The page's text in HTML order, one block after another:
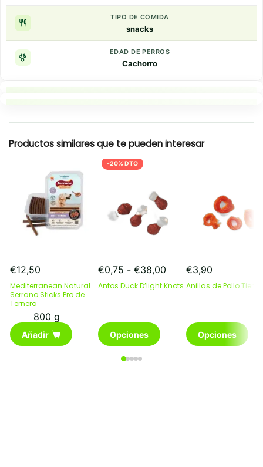
TIPO DE COMIDA
snacks
EDAD DE PERROS
Cachorro
Productos similares que te pueden interesar
€12,50
Mediterranean Natural
Serrano Sticks Pro de
Ternera
800 g
Añadir
-20% DTO
€0,75 - €38,00 Rango
de
hasta
€38,00
Antos Duck D’light Knots
Opciones
Este
producto
múltiples
€3,90
Anillas de Pollo Tierno
Opciones
Este
producto